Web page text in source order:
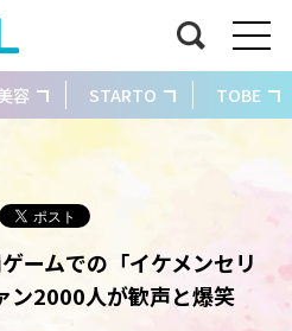
容 STARTO TOBE
ームでの「イケメンセリ
ン2000人が歓声と爆笑